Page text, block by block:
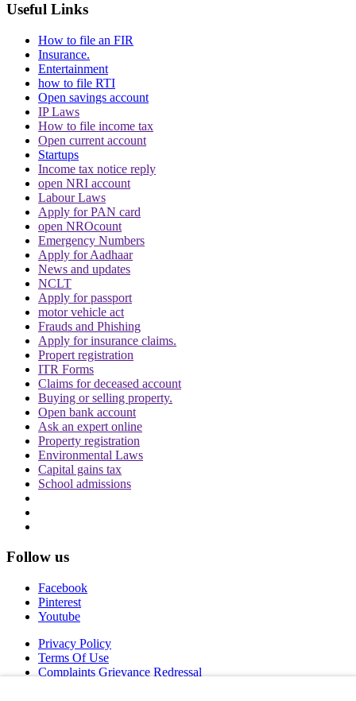
Useful Links
How to file an FIR
Insurance.
Entertainment
how to file RTI
Open savings account
IP Laws
How to file income tax
Open current account
Startups
Income tax notice reply
open NRI account
Labour Laws
Apply for PAN card
open NROcount
Emergency Numbers
Apply for Aadhaar
News and updates
NCLT
Apply for passport
motor vehicle act
Frauds and Phishing
Apply for insurance claims.
Propert registration
ITR Forms
Claims for deceased account
Buying or selling property.
Open bank account
Ask an expert online
Property registration
Environmental Laws
Capital gains tax
School admissions
Follow us
Facebook
Pinterest
Youtube
Privacy Policy
Terms Of Use
Complaints Grievance Redressal